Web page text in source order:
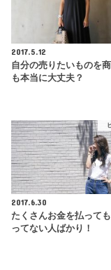
2017.5.12
自分の売りたいものを
も本当に大丈夫？
2017.6.30
たくさんお金を払って
ってない人ばかり！